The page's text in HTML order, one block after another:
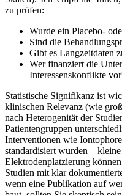
zu prüfen:
Wurde ein Placebo-
Sind die
Gibt es Langzeitdaten
Wer finanziert die
⁢Interessenskonflikte
Statistische Signifikanz‌ ist
klinischen Relevanz (wie
nach Heterogenität der
Patientengruppen
Interventionen wie
standardisiert wurden –
Elektrodenplatzierung
Studien mit klar
wenn ​eine Publikation auf⁢